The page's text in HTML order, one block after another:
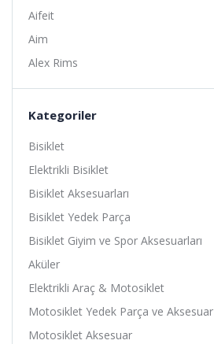
Aifeit
Aim
Alex Rims
Alhonga
Alligator
Kategoriler
Bisiklet
Elektrikli Bisiklet
Bisiklet Aksesuarları
Bisiklet Yedek Parça
Bisiklet Giyim ve Spor Aksesuarları
Aküler
Elektrikli Araç & Motosiklet
Motosiklet Yedek Parça ve Aksesuar
Motosiklet Aksesuar